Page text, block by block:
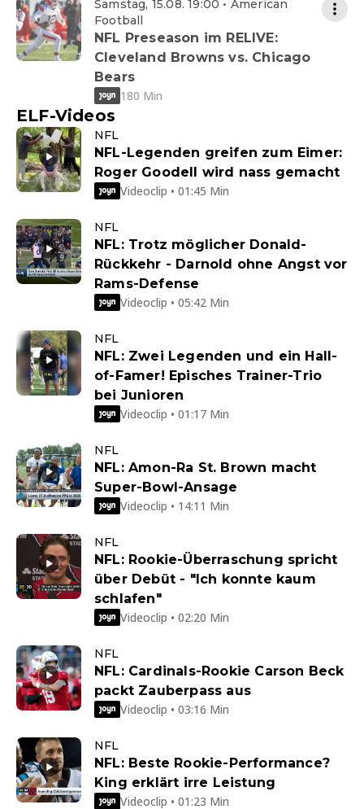
Samstag, 15.08. 19:00 • American
Football
NFL Preseason im RELIVE:
Cleveland Browns vs. Chicago
Bears
180 Min
ELF-Videos
NFL
NFL-Legenden greifen zum Eimer:
Roger Goodell wird nass gemacht
Videoclip • 01:45 Min
NFL
NFL: Trotz möglicher Donald-
Rückkehr - Darnold ohne Angst vor
Rams-Defense
Videoclip • 05:42 Min
NFL
NFL: Zwei Legenden und ein Hall-
of-Famer! Episches Trainer-Trio
bei Junioren
Videoclip • 01:17 Min
NFL
NFL: Amon-Ra St. Brown macht
Super-Bowl-Ansage
Videoclip • 14:11 Min
NFL
NFL: Rookie-Überraschung spricht
über Debüt - "Ich konnte kaum
schlafen"
Videoclip • 02:20 Min
NFL
NFL: Cardinals-Rookie Carson Beck
packt Zauberpass aus
Videoclip • 03:16 Min
NFL
NFL: Beste Rookie-Performance?
King erklärt irre Leistung
Videoclip • 01:23 Min